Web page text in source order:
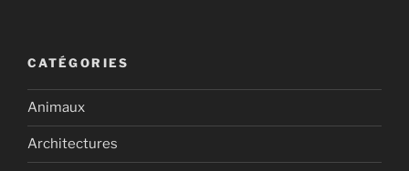
CATÉGORIES
Animaux
Architectures